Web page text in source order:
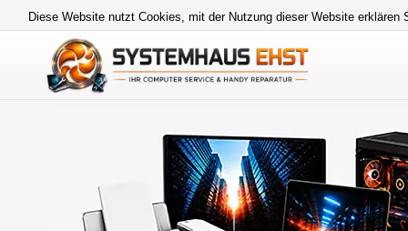
Diese Website nutzt Cookies, mit der Nutzung dieser Website